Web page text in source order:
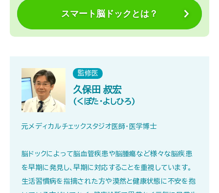
スマート脳ドックとは？
監修医
久保田 叔宏
(くぼた・よしひろ)
元メディカルチェックスタジオ医師・医学博士
脳ドックによって脳血管疾患や脳腫瘍など様々な脳疾患
を早期に発見し、早期に対応することを重視しています。
生活習慣病を指摘された方や漠然と健康状態に不安を抱